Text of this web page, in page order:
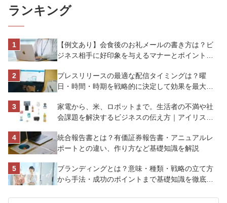
ランキング
【例文あり】会食後のお礼メールの書き方は？ビ
ジネス相手に好印象を与えるマナーとポイントを
プレスリリースの最適な配信タイミングは？曜
日・時間・時期を戦略的に決定して効果を最大化
家電から、米、ロボットまで。生活者の不満や社
会課題を解決するビジネスの伝え方｜アイリスオ
統合報告書とは？有価証券報告書・アニュアルレ
ポートとの違い、作り方など基礎知識を解説
ブランディングとは？意味・種類・戦略の立て方
から手法・成功のポイントまで基礎知識を徹底解